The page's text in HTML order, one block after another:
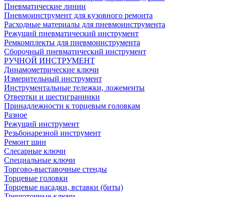
Пневматические линии
Пневмоинструмент для кузовного ремонта
Расходные материалы для пневмоинструмента
Режущий пневматический инструмент
Ремкомплекты для пневмоинструмента
Сборочный пневматический инструмент
РУЧНОЙ ИНСТРУМЕНТ
Динамометрические ключи
Измерительный инструмент
Инструментальные тележки, ложементы
Отвертки и шестигранники
Принадлежности к торцевым головкам
Разное
Режущий инструмент
Резьбонарезной инструмент
Ремонт шин
Слесарные ключи
Специальные ключи
Торгово-выставочные стенды
Торцевые головки
Торцевые насадки, вставки (биты)